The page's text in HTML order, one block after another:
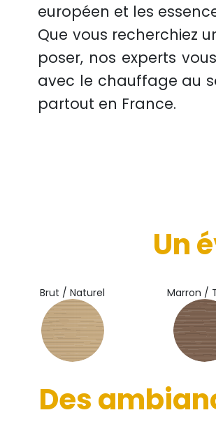
européen et les
Que vous recherchiez
poser, nos experts
avec le chauffage au
partout en France.
Un
Brut / Naturel Marron /
Des